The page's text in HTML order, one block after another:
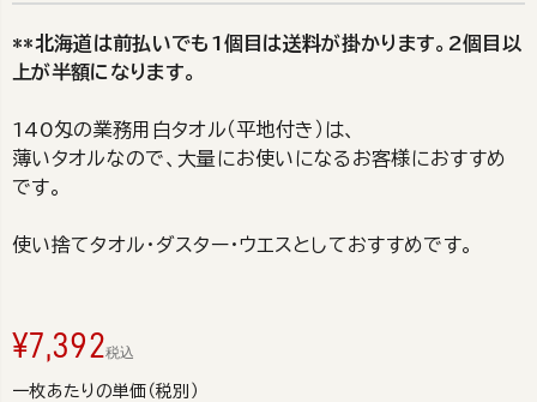
**北海道は前払いでも1個目は送料が掛かります。2個目以
上が半額になります。
140匁の業務用白タオル（平地付き）は、
薄いタオルなので、大量にお使いになるお客様におすすめ
です。
使い捨てタオル・ダスター・ウエスとしておすすめです。
¥7,392税込
一枚あたりの単価（税別）